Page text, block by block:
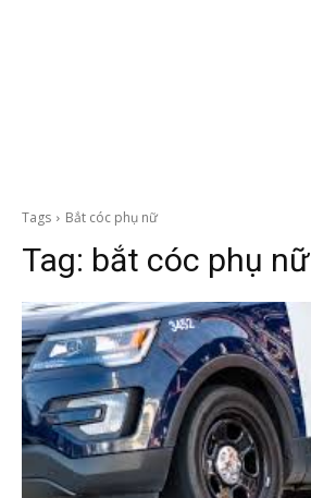
Tags Bắt cóc phụ nữ
Tag: bắt cóc phụ nữ